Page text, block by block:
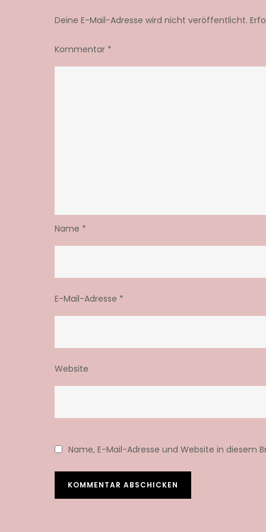
Deine E-Mail-Adresse wird nicht veröffentlicht.
Kommentar *
Name *
E-Mail-Adresse *
Website
Name, E-Mail-Adresse und Website in diesem